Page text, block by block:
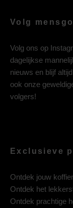
Volg
Volg ons op
dagelijkse
nieuws en blijf
ook onze
volgers!
Exclusieve
Ontdek jouw
Ontdek het
Ontdek prachtige